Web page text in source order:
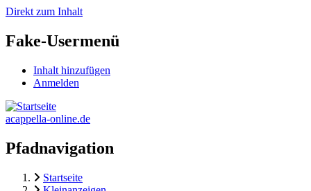
Direkt zum Inhalt
Fake-Usermenü
Inhalt hinzufügen
Anmelden
acappella-online.de
Pfadnavigation
Startseite